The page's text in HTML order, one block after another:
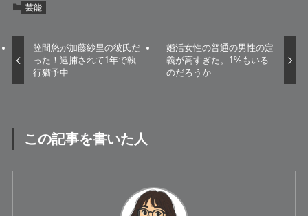
芸能
笠間悠が加藤紗里の彼氏だ
った！逮捕されて1年で執
行猶予中
婚活女性の普通の男性の定
義が高すぎた。1%もいる
のだろうか
この記事を書いた人